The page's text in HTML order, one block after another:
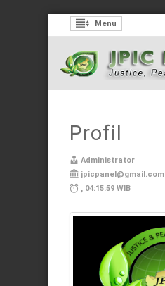
Menu
Profil
Administrator
jpicpanel@gmail.com
, 04:15:59 WIB